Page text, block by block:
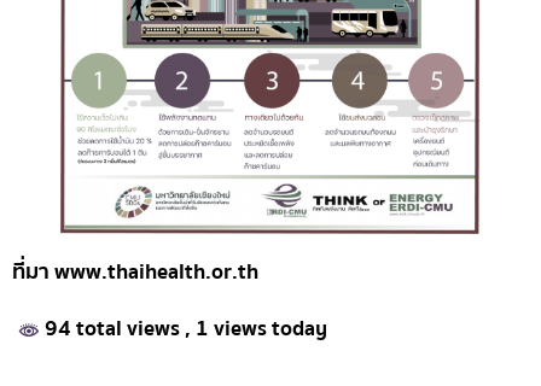
ที่มา www.thaihealth.or.th
94 total views, 1 views today